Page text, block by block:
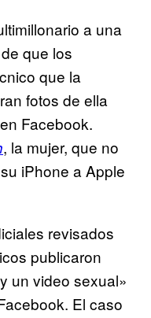
a una
que los
que la
fotos de ella
Facebook.
, la mujer, que no
iPhone a Apple
revisados
publicaron
un video sexual»
El caso